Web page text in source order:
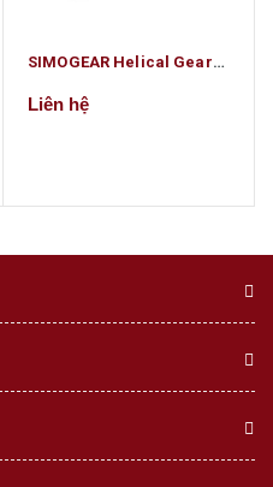
SIMOGEAR Helical Geared Motors
Liên hệ